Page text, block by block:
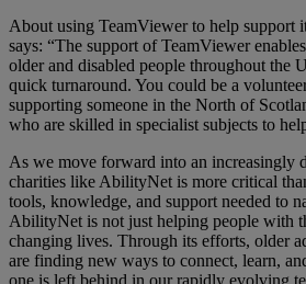
About using TeamViewer to help support
says: “The support of TeamViewer
older and disabled people throughout the
quick turnaround. You could be a
supporting someone in the North of
who are skilled in specialist subjects to
As we move forward into an increasingly
charities like AbilityNet is more critical
tools, knowledge, and support needed to
AbilityNet is not just helping people with
changing lives. Through its efforts, older
are finding new ways to connect, learn,